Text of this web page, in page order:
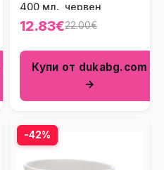
400 мл., червен
12.83€22.00€
Купи от dukabg.com
→
-42%